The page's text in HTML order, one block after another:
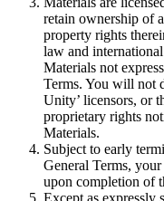
XR-Spiele
Multiplayer-Spiele
Vereinfachte
retain ownership of
property rights
law and
Materials not
Terms. You will not
Unity’ licensors, or
proprietary rights
Materials.
Subject to early
General Terms,
upon completion of
Except as expressly